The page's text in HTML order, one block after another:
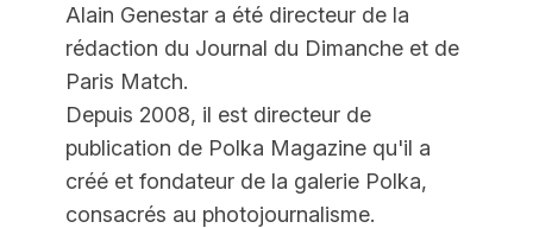
Alain Genestar a été directeur de la
rédaction du Journal du Dimanche et de
Paris Match.
Depuis 2008, il est directeur de
publication de Polka Magazine qu'il a
créé et fondateur de la galerie Polka,
consacrés au photojournalisme.